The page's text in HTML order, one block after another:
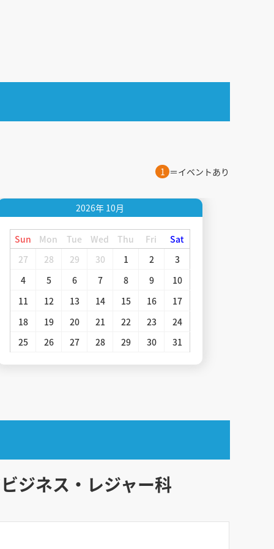
1 ＝イベントあり
2026年 10月
Sun Mon Tue Wed Thu Fri
Sat
27
28 29 30 1 2
3
4
5 6 7 8 9
10
11
12 13 14 15 16
17
18
19 20 21 22 23
24
25
26 27 28 29 30 31
ジネス・レジャー科